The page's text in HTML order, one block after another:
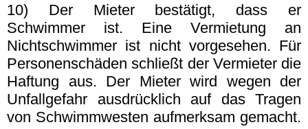
10) Der Mieter bestätigt, dass er
Schwimmer ist. Eine Vermietung an
Nichtschwimmer ist nicht vorgesehen. Für
Personenschäden schließt der Vermieter die
Haftung aus. Der Mieter wird wegen der
Unfallgefahr ausdrücklich auf das Tragen
von Schwimmwesten aufmerksam gemacht.